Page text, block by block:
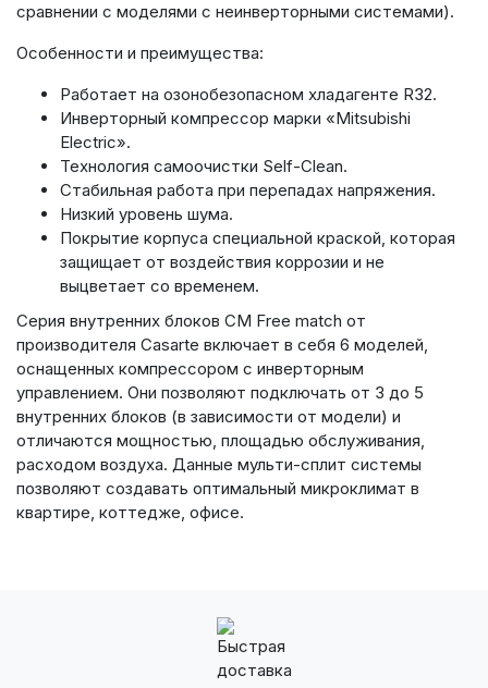
сравнении с моделями с неинверторными системами).
Особенности и преимущества:
Работает на озонобезопасном хладагенте R32.
Инверторный компрессор марки «Mitsubishi
Electric».
Технология самоочистки Self-Clean.
Стабильная работа при перепадах напряжения.
Низкий уровень шума.
Покрытие корпуса специальной краской, которая
защищает от воздействия коррозии и не
выцветает со временем.
Серия внутренних блоков CM Free match от
производителя Casarte включает в себя 6 моделей,
оснащенных компрессором с инверторным
управлением. Они позволяют подключать от 3 до 5
внутренних блоков (в зависимости от модели) и
отличаются мощностью, площадью обслуживания,
расходом воздуха. Данные мульти-сплит системы
позволяют создавать оптимальный микроклимат в
квартире, коттедже, офисе.